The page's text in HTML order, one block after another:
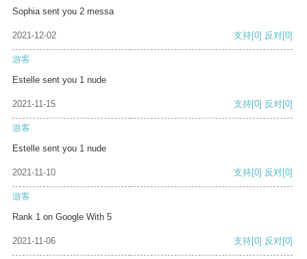
Sophia sent you 2 messa
2021-12-02 支持[0] 反对[0]
游客
Estelle sent you 1 nude
2021-11-15 支持[0] 反对[0]
游客
Estelle sent you 1 nude
2021-11-10 支持[0] 反对[0]
游客
Rank 1 on Google With 5
2021-11-06 支持[0] 反对[0]